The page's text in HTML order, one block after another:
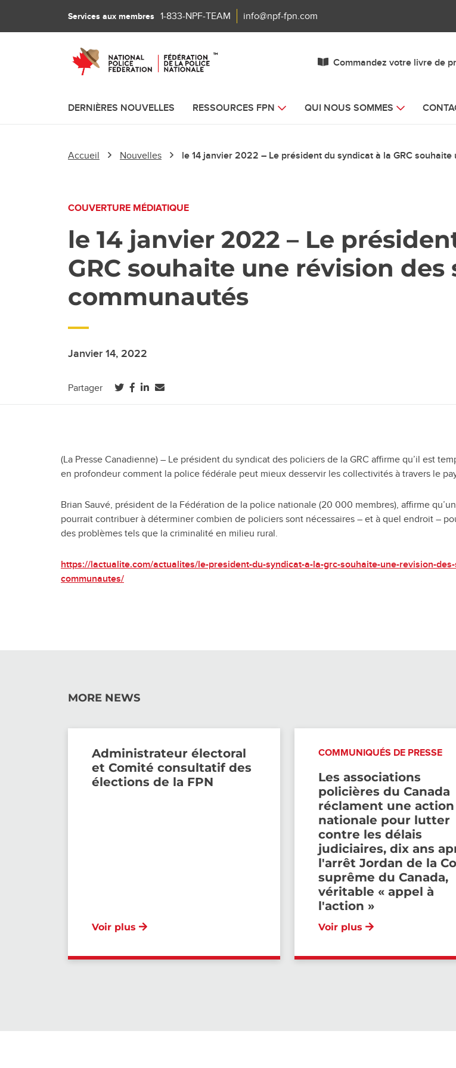
Services aux membres 1-833-NPF-TEAM info@npf-fpn.com
Commandez votre livre de
DERNIÈRES NOUVELLES RESSOURCES FPN QUI NOUS SOMMES
Accueil Nouvelles le 14 janvier 2022 – Le président du syndicat à la GRC
COUVERTURE MÉDIATIQUE
le 14 janvier 2022 – Le
GRC souhaite une révision des
communautés
Janvier 14, 2022
Partager (ouvre dans un nouvel onglet)
(ouvre dans un nouvel onglet)
(ouvre dans un nouvel onglet)
(La Presse Canadienne) – Le président du syndicat des policiers de la GRC affirme qu’il est
en profondeur comment la police fédérale peut mieux desservir les collectivités à travers le
Brian Sauvé, président de la Fédération de la police nationale (20 000 membres), affirme
pourrait contribuer à déterminer combien de policiers sont nécessaires – et à quel endroit –
des problèmes tels que la criminalité en milieu rural.
https://lactualite.com/actualites/le-president-du-syndicat-a-la-grc-souhaite-une-revision-
communautes/
MORE NEWS
Administrateur électoral
et Comité consultatif des
élections de la FPN
Voir plus
COMMUNIQUÉS DE PRESSE
Les associations
policières du Canada
réclament une action
nationale pour lutter
contre les délais
judiciaires, dix ans
l'arrêt Jordan de la
suprême du Canada,
véritable « appel à
l'action »
Voir plus